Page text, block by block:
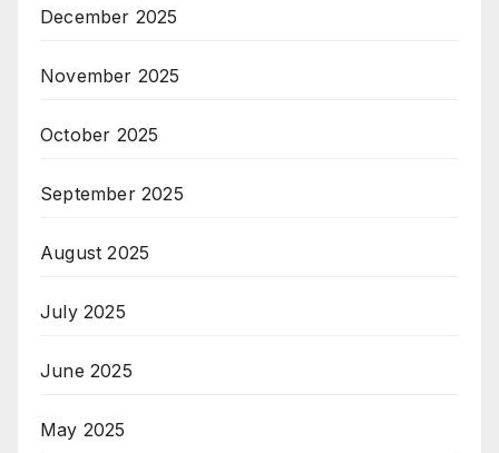
December 2025
November 2025
October 2025
September 2025
August 2025
July 2025
June 2025
May 2025